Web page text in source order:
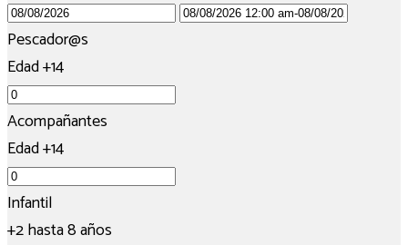
Pescador@s
Edad +14
Acompañantes
Edad +14
Infantil
+2 hasta 8 años